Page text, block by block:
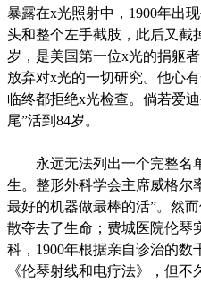
暴露在x光照射中，1900年出
头和整个左手截肢，此后又截
岁，是美国第一位x光的捐躯
放弃对x光的一切研究。他心
临终都拒绝x光检查。倘若爱
尾”活到84岁。
永远无法列出一个完整名
生。整形外科学会主席威格尔
最好的机器做最棒的活”。然
散夺去了生命；费城医院伦琴
科，1900年根据亲自诊治的数
《伦琴射线和电疗法》，但